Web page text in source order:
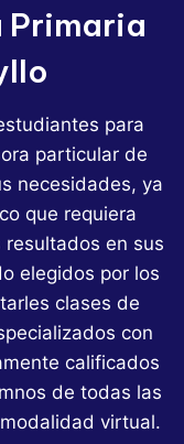
Primaria
para
particular de
necesidades, ya
que requiera
en sus
elegidos por los
clases de
con
calificados
de todas las
virtual.